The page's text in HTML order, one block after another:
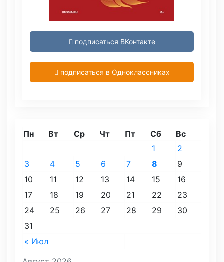
подписаться ВКонтакте
подписаться в Одноклассниках
Пн Вт Ср Чт Пт Сб Вс
« Июл
1
2
3
4 5 6 7 8
9
10
11 12 13 14 15
16
17
18 19 20 21 22
23
24
25 26 27 28 29
30
31